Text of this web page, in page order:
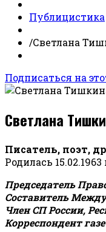
Публицистика
/Светлана
Подписаться на
Светлана
Писатель, поэт,
Родилась
Председатель
Составитель
Член СП России,
Корреспондент